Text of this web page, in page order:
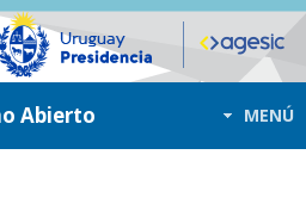
Abierto MENÚ